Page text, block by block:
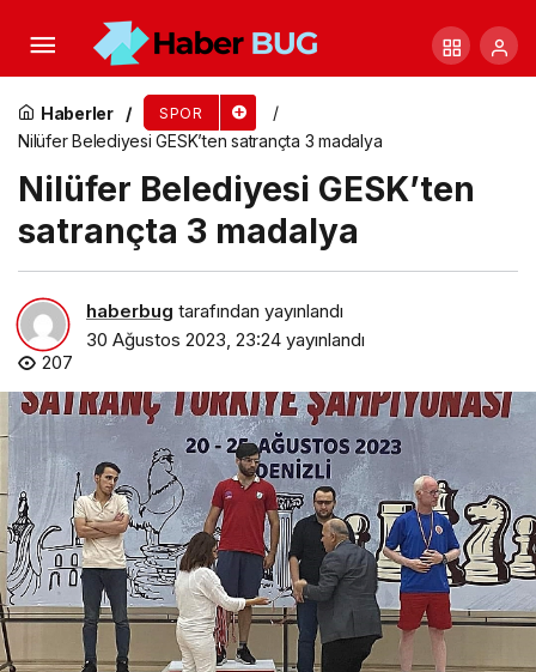
Haberler SPOR
Nilüfer Belediyesi GESK’ten satrançta 3 madalya
Nilüfer Belediyesi GESK’ten
satrançta 3 madalya
haberbug tarafından yayınlandı
30 Ağustos 2023, 23:24 yayınlandı
207
Türkiye Milli Paralimpik Komitesi Genel Sekreteri,
Para Kürek Milli Takım Kampını Ziyaret Etti.